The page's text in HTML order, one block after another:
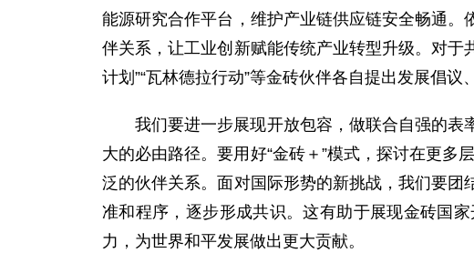
能源研究合作平台，维护产业链供应链安全畅通
伴关系，让工业创新赋能传统产业转型升级。对于
计划”“瓦林德拉行动”等金砖伙伴各自提出发展倡
我们要进一步展现开放包容，做联合自强的
大的必由路径。要用好“金砖＋”模式，探讨在更多
泛的伙伴关系。面对国际形势的新挑战，我们要
准和程序，逐步形成共识。这有助于展现金砖国
力，为世界和平发展做出更大贡献。